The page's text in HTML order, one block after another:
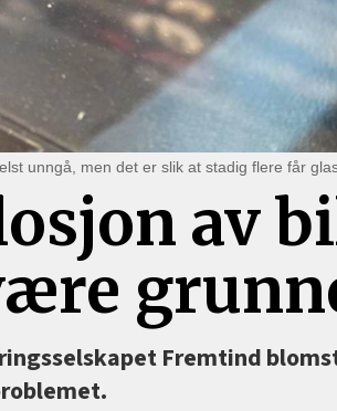
unngå, men det er slik at stadig flere får
av
Fremtind